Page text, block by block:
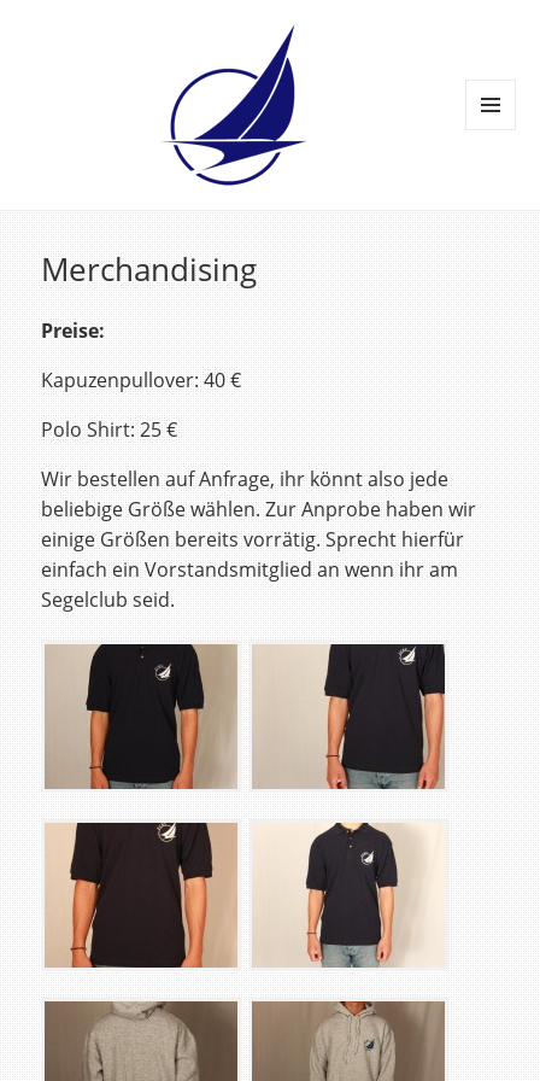
Merchandising
Preise:
Kapuzenpullover: 40 €
Polo Shirt: 25 €
Wir bestellen auf Anfrage, ihr könnt also jede
beliebige Größe wählen. Zur Anprobe haben wir
einige Größen bereits vorrätig. Sprecht hierfür
einfach ein Vorstandsmitglied an wenn ihr am
Segelclub seid.